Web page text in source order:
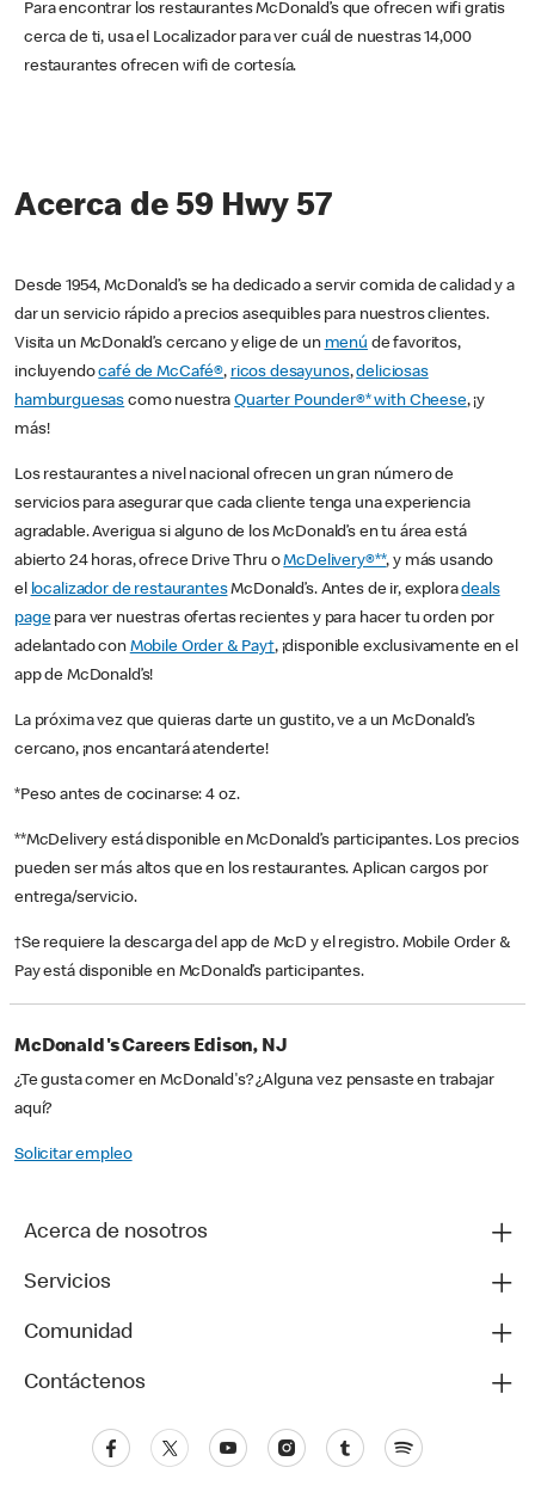
Para encontrar los restaurantes McDonald’s que ofrecen wifi gratis
cerca de ti, usa el Localizador para ver cuál de nuestras 14,000
restaurantes ofrecen wifi de cortesía.
Acerca de 59 Hwy 57
Desde 1954, McDonald’s se ha dedicado a servir comida de calidad y a
dar un servicio rápido a precios asequibles para nuestros clientes.
Visita un McDonald’s cercano y elige de un menú de favoritos,
incluyendocafé de McCafé®, ricos desayunos,deliciosas
hamburguesas como nuestraQuarter Pounder®* with Cheese, ¡y
más!
Los restaurantes a nivel nacional ofrecen un gran número de
servicios para asegurar que cada cliente tenga una experiencia
agradable. Averigua si alguno de los McDonald’s en tu área está
abierto 24 horas, ofrece Drive Thru oMcDelivery®**, y más usando
el localizador de restaurantesMcDonald’s. Antes de ir, exploradeals
pagepara ver nuestras ofertas recientes y para hacer tu orden por
adelantado con Mobile Order & Pay†, ¡disponible exclusivamente en el
app de McDonald’s!
La próxima vez que quieras darte un gustito, ve a un McDonald’s
cercano, ¡nos encantará atenderte!
*Peso antes de cocinarse: 4 oz.
**McDelivery está disponible en McDonald’s participantes. Los precios
pueden ser más altos que en los restaurantes. Aplican cargos por
entrega/servicio.
†Se requiere la descarga del app de McD y el registro. Mobile Order &
Pay está disponible en McDonald’s participantes.
McDonald's Careers Edison, NJ
¿Te gusta comer en McDonald's? ¿Alguna vez pensaste en trabajar
aquí?
Solicitar empleo
Acerca de nosotros
Servicios
Comunidad
Contáctenos